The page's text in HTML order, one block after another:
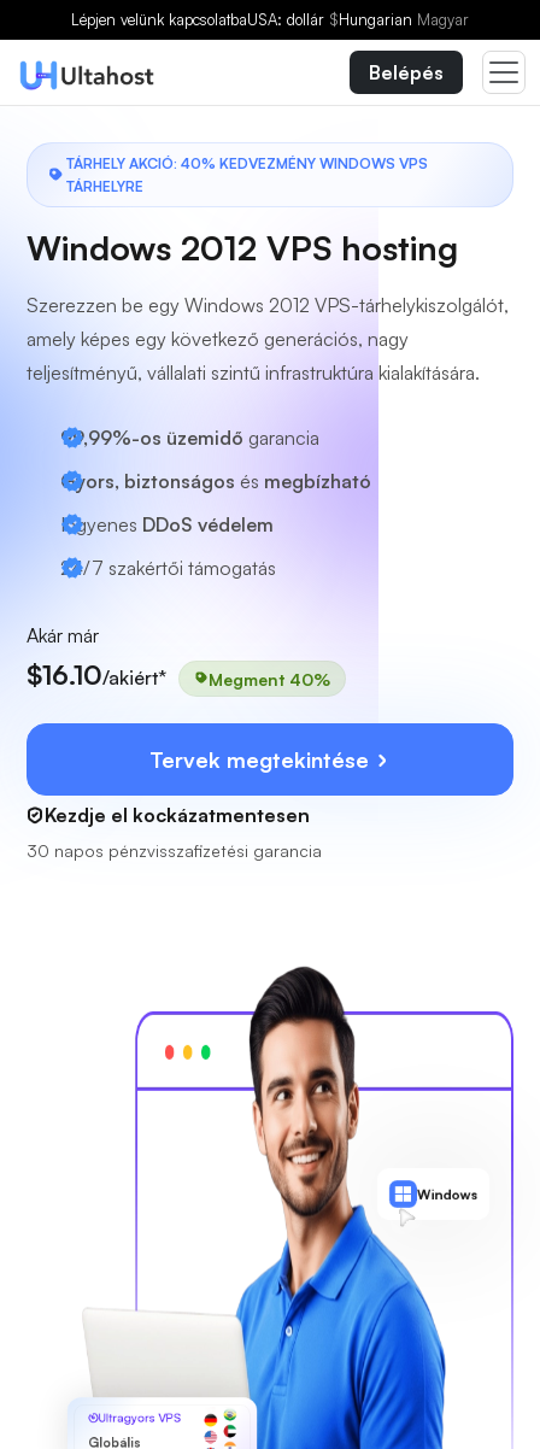
Lépjen velünk kapcsolatbaUSA: dollár $Hungarian Magyar
Belépés
TÁRHELY AKCIÓ: 40% KEDVEZMÉNY WINDOWS VPS
TÁRHELYRE
Windows 2012 VPS hosting
Szerezzen be egy Windows 2012 VPS-tárhelykiszolgálót,
amely képes egy következő generációs, nagy
teljesítményű, vállalati szintű infrastruktúra kialakítására.
99,99%-os üzemidő garancia
Gyors, biztonságos és megbízható
Ingyenes DDoS védelem
24/7 szakértői támogatás
Akár már
$16.10/akiért* Megment 40%
Tervek megtekintése
Kezdje el kockázatmentesen
30 napos pénzvisszafizetési garancia
Windows
Ultragyors VPS
Globális